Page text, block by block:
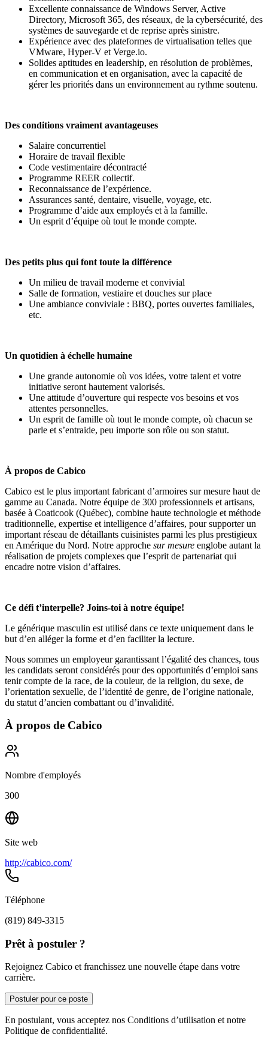
Excellente connaissance de Windows Server, Active
Directory, Microsoft 365, des réseaux, de la cybersécurité, des
systèmes de sauvegarde et de reprise après sinistre.
Expérience avec des plateformes de virtualisation telles que
VMware, Hyper-V et Verge.io.
Solides aptitudes en leadership, en résolution de problèmes,
en communication et en organisation, avec la capacité de
gérer les priorités dans un environnement au rythme soutenu.
Des conditions vraiment avantageuses
Salaire concurrentiel
Horaire de travail flexible
Code vestimentaire décontracté
Programme REER collectif.
Reconnaissance de l’expérience.
Assurances santé, dentaire, visuelle, voyage, etc.
Programme d’aide aux employés et à la famille.
Un esprit d’équipe où tout le monde compte.
Des petits plus qui font toute la différence
Un milieu de travail moderne et convivial
Salle de formation, vestiaire et douches sur place
Une ambiance conviviale : BBQ, portes ouvertes familiales,
etc.
Un quotidien à échelle humaine
Une grande autonomie où vos idées, votre talent et votre
initiative seront hautement valorisés.
Une attitude d’ouverture qui respecte vos besoins et vos
attentes personnelles.
Un esprit de famille où tout le monde compte, où chacun se
parle et s’entraide, peu importe son rôle ou son statut.
À propos de Cabico
Cabico est le plus important fabricant d’armoires sur mesure haut de
gamme au Canada. Notre équipe de 300 professionnels et artisans,
basée à Coaticook (Québec), combine haute technologie et méthode
traditionnelle, expertise et intelligence d’affaires, pour supporter un
important réseau de détaillants cuisinistes parmi les plus prestigieux
en Amérique du Nord. Notre approche sur mesure englobe autant la
réalisation de projets complexes que l’esprit de partenariat qui
encadre notre vision d’affaires.
Ce défi t’interpelle? Joins-toi à notre équipe!
Le générique masculin est utilisé dans ce texte uniquement dans le
but d’en alléger la forme et d’en faciliter la lecture.
Nous sommes un employeur garantissant l’égalité des chances, tous
les candidats seront considérés pour des opportunités d’emploi sans
tenir compte de la race, de la couleur, de la religion, du sexe, de
l’orientation sexuelle, de l’identité de genre, de l’origine nationale,
du statut d’ancien combattant ou d’invalidité.
À propos de Cabico
Nombre d'employés
300
Site web
http://cabico.com/
Téléphone
(819) 849-3315
Prêt à postuler ?
Rejoignez Cabico et franchissez une nouvelle étape dans votre
carrière.
Postuler pour ce poste
En postulant, vous acceptez nos Conditions d’utilisation et notre
Politique de confidentialité.